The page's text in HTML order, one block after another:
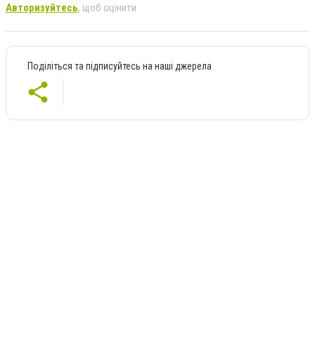
Авторизуйтесь, щоб оцінити
Поділіться та підписуйтесь на наші джерела